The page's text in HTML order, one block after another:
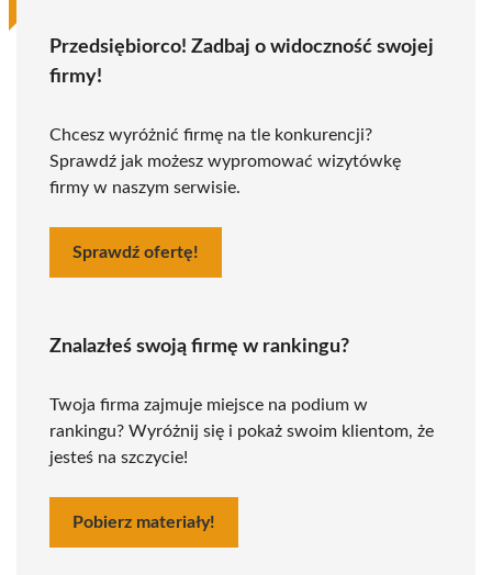
Przedsiębiorco! Zadbaj o widoczność swojej
firmy!
Chcesz wyróżnić firmę na tle konkurencji?
Sprawdź jak możesz wypromować wizytówkę
firmy w naszym serwisie.
Sprawdź ofertę!
Znalazłeś swoją firmę w rankingu?
Twoja firma zajmuje miejsce na podium w
rankingu? Wyróżnij się i pokaż swoim klientom, że
jesteś na szczycie!
Pobierz materiały!